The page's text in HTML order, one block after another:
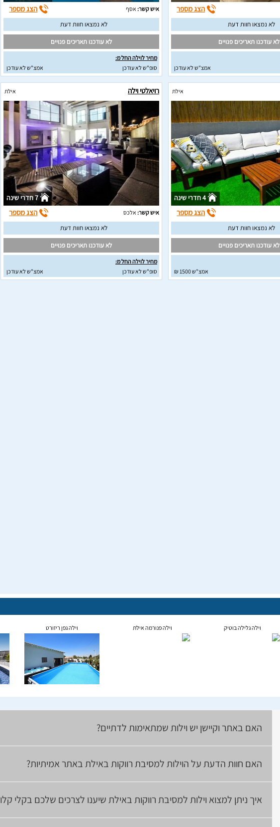
הצג מספר
לא נמצאו חוות דעת
לא עודכנו תאריכים פנויים
אמצ"ש לא עודכן
איש קשר: אסף הצג מספר
לא נמצאו חוות דעת
לא עודכנו תאריכים פנויים
מחיר לוילה החל מ:
סופ"ש לא עודכן
אמצ"ש לא עודכן
אילת
4 חדרי שינה
הצג מספר
לא נמצאו חוות דעת
לא עודכנו תאריכים פנויים
אמצ"ש 1500 ₪
רויאלטי וילה אילת
7 חדרי שינה
איש קשר: אלכס הצג מספר
לא נמצאו חוות דעת
לא עודכנו תאריכים פנויים
מחיר לוילה החל מ:
סופ"ש לא עודכן
אמצ"ש לא עודכן
וילה גלילה בוטיק וילה פנורמה אילת וילה גפן ריזורט
האם באתר וקיישן יש וילות שמתאימות לדתיים?
האם חוות הדעת על הוילות למסיבת רווקות באילת באתר אמיתיות?
איך ניתן למצוא וילות למסיבת רווקות באילת שיענו לצרכים שלכם בקלי